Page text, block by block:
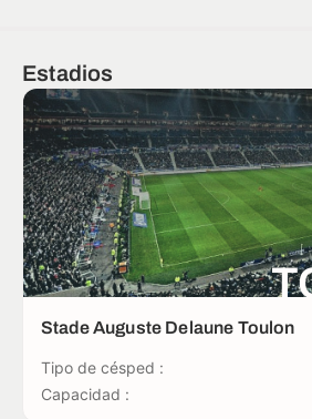
Estadios
Stade Auguste Delaune Toulon
Tipo de césped :
Capacidad :